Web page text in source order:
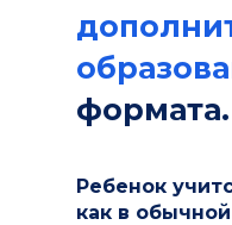
формата.
Ребенок
как в